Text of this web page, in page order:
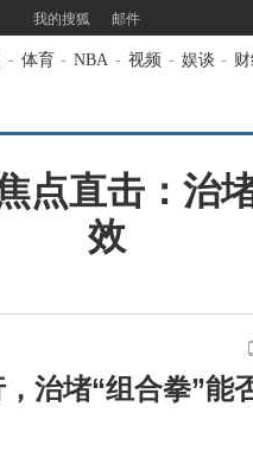
我的搜狐 邮件
- 体育 - NBA - 视频 - 娱谈 -
点直击：治
效
治堵“组合拳”